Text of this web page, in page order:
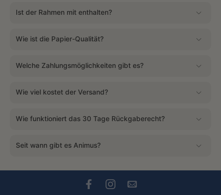
Ist der Rahmen mit enthalten?
Wie ist die Papier-Qualität?
Welche Zahlungsmöglichkeiten gibt es?
Wie viel kostet der Versand?
Wie funktioniert das 30 Tage Rückgaberecht?
Seit wann gibt es Animus?